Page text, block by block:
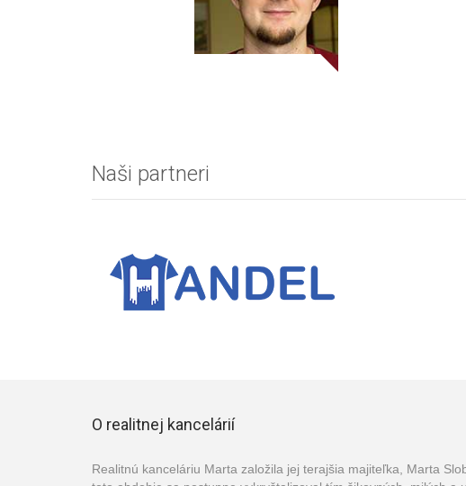
Naši partneri
O realitnej kancelárií
Realitnú kanceláriu Marta založila jej terajšia majiteľka, Marta